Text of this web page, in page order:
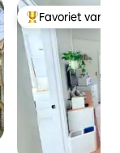
Topfavoriet van
Favoriet van